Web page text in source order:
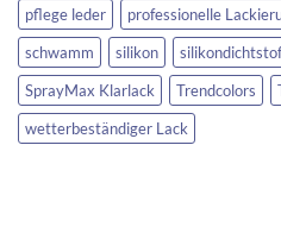
pflege leder
professionelle
schwamm
silikon
SprayMax Klarlack
Trendcolors
wetterbeständiger Lack